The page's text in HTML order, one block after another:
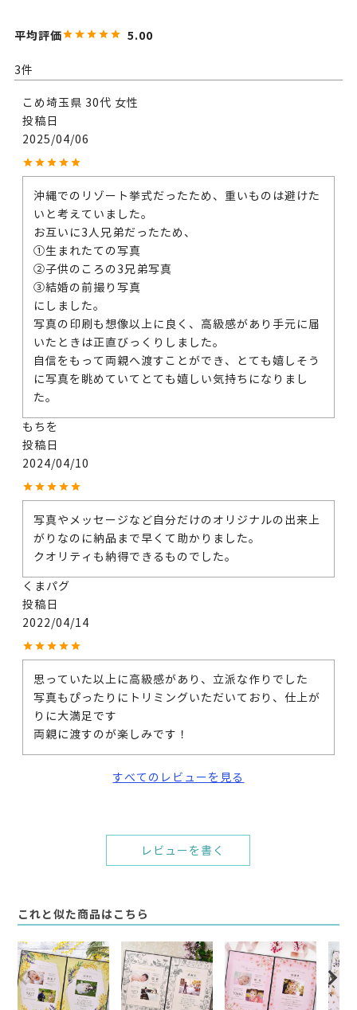
5.00
3
こめ埼玉県 30代 女性
投稿日
2025/04/06
沖縄でのリゾート挙式だったため、重いものは避けた
いと考えていました。
お互いに3人兄弟だったため、
①生まれたての写真
②子供のころの3兄弟写真
③結婚の前撮り写真
にしました。
写真の印刷も想像以上に良く、高級感があり手元に届
いたときは正直びっくりしました。
自信をもって両親へ渡すことができ、とても嬉しそう
に写真を眺めていてとても嬉しい気持ちになりまし
た。
もちを
投稿日
2024/04/10
写真やメッセージなど自分だけのオリジナルの出来上
がりなのに納品まで早くて助かりました。
クオリティも納得できるものでした。
くまパグ
投稿日
2022/04/14
思っていた以上に高級感があり、立派な作りでした
写真もぴったりにトリミングいただいており、仕上が
りに大満足です
両親に渡すのが楽しみです！
すべてのレビューを見る
レビューを書く
これと似た商品はこちら